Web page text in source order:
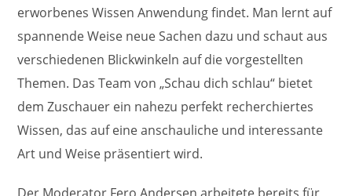
erworbenes Wissen Anwendung findet. Man lernt auf
spannende Weise neue Sachen dazu und schaut aus
verschiedenen Blickwinkeln auf die vorgestellten
Themen. Das Team von „Schau dich schlau“ bietet
dem Zuschauer ein nahezu perfekt recherchiertes
Wissen, das auf eine anschauliche und interessante
Art und Weise präsentiert wird.